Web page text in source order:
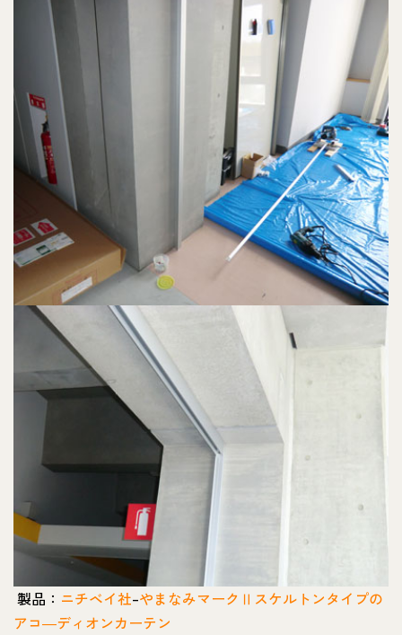
製品： ニチベイ社–やまなみマークⅡスケルトンタイプの
アコ―ディオンカーテン